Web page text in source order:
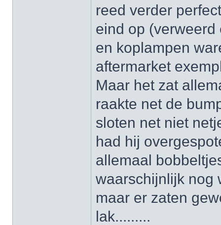
reed verder
eind op
en koplampen
aftermarket
Maar het zat
raakte net de
sloten net niet
had hij
allemaal
waarschijnlijk nog
maar er zaten
lak.........